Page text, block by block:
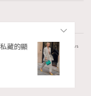
70 views
9日至8月15
清潔手袋小技